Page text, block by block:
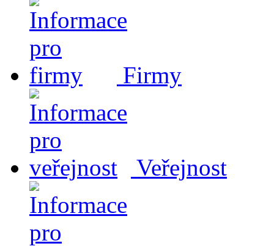
Firmy
Veřejnost